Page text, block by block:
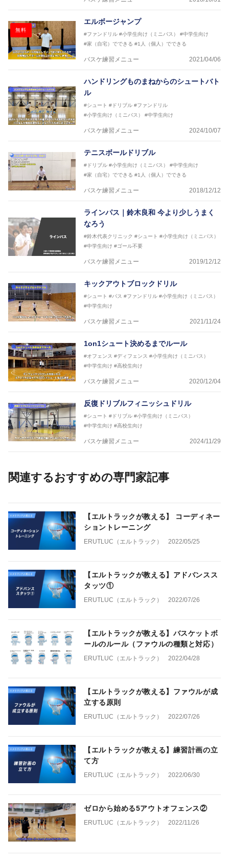
無料
エルボージャンプ
#ファンドリル #小学生向け（ミニバス）
#中学生向け
#家（自宅）でできる #1人（個人）でできる
バスケ練習メニュー 2021/04/06
ハンドリングものまねからのシュートバト
ル
#シュート #ドリブル #ファンドリル
#小学生向け（ミニバス）
#中学生向け
バスケ練習メニュー 2024/10/07
テニスボールドリブル
#ドリブル #小学生向け（ミニバス）
#中学生向け
#家（自宅）でできる #1人（個人）でできる
バスケ練習メニュー 2018/12/12
ラインパス｜鈴木良和 今より少しうまく
なろう
#鈴木代表クリニック #シュート #小学生向け（ミニバス）
#中学生向け #ゴール不要
バスケ練習メニュー 2019/12/12
キックアウトブロックドリル
#シュート #パス #ファンドリル #小学生向け（ミニバス）
#中学生向け
バスケ練習メニュー 2021/11/24
1on1シュート決めるまでルール
#オフェンス #ディフェンス #小学生向け（ミニバス）
#中学生向け #高校生向け
バスケ練習メニュー 2020/12/04
反復ドリブルフィニッシュドリル
#シュート #ドリブル #小学生向け（ミニバス）
#中学生向け #高校生向け
バスケ練習メニュー 2024/11/29
関連するおすすめの専門家記事
【エルトラックが教える】 コーディネー
ショントレーニング
ERUTLUC（エルトラック） 2022/05/25
【エルトラックが教える】アドバンスス
タッツ①
ERUTLUC（エルトラック） 2022/07/26
【エルトラックが教える】バスケットボ
ールのルール（ファウルの種類と対応）
ERUTLUC（エルトラック） 2022/04/28
【エルトラックが教える】ファウルが成
立する原則
ERUTLUC（エルトラック） 2022/07/26
【エルトラックが教える】練習計画の立
て方
ERUTLUC（エルトラック） 2022/06/30
ゼロから始める5アウトオフェンス②
ERUTLUC（エルトラック） 2022/11/26